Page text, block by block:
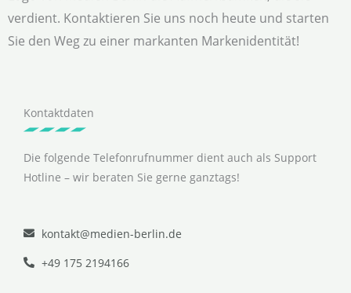
verdient. Kontaktieren Sie uns noch heute und starten
Sie den Weg zu einer markanten Markenidentität!
Kontaktdaten
Die folgende Telefonrufnummer dient auch als Support
Hotline – wir beraten Sie gerne ganztags!
kontakt@medien-berlin.de
+49 175 2194166